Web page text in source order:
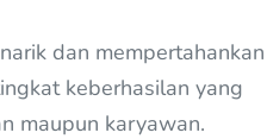
dan mempertahankan
keberhasilan yang
maupun karyawan.